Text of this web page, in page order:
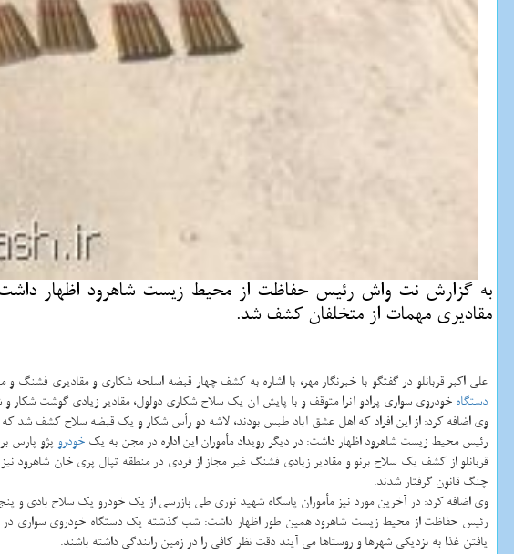
به گزارش نت واش رئیس حفاظت از محیط زیست شاهرود اظهار
مقادیری مهمات از متخلفان كشف شد.
علی اكبر قربانلو در گفتگو با خبرنگار مهر، با اشاره به كشف چهار قبضه اسلحه شكاری و مقادیری
دستگاه خودروی سواری پرادو آنرا متوقف و با پایش آن یك سلاح شكاری دولول، مقادیر زیادی گوشت
وی اضافه كرد: از این افراد كه اهل عشق آباد طبس بودند، لاشه دو رأس شكار و یك قبضه سلاح كشف شد كه جریمه نقدی بیشتر از ۵۰ میلیون تومانی در انتظار این متخلفان است كه قصد
رئیس محیط زیست شاهرود اظهار داشت: در دیگر رویداد مأموران این اداره در مجن به یك خودرو پژو پارس
قربانلو از كشف یك سلاح برنو و مقادیر زیادی فشنگ غیر مجاز از فردی در منطقه تپال پری خان شاهرود
چنگ قانون گرفتار شدند.
وی اضافه كرد: در آخرین مورد نیز مأموران پاسگاه شهید نوری طی بازرسی از یك خودرو یك سلاح بادی و
رئیس حفاظت از محیط زیست شاهرود همین طور اظهار داشت: شب گذشته یك دستگاه خودروی سواری در
یافتن غذا به نزدیكی شهرها و روستاها می آیند دقت نظر كافی را در زمین رانندگی داشته باشند.